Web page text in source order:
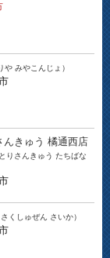
や みやこんじょ）
んきゅう 橘通西店
りさんきゅう たちばな
さくしゅぜん さいか）